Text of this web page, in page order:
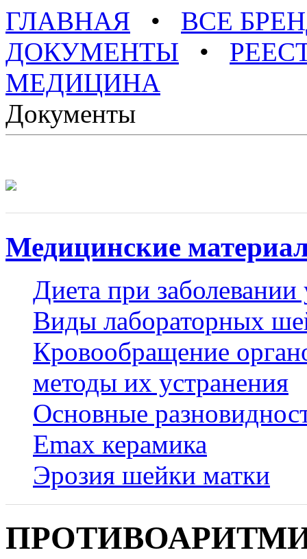
ГЛАВНАЯ • ВСЕ
ДОКУМЕНТЫ •
МЕДИЦИНА
Документы
Медицинские
Диета при
Виды лабораторных
Кровообращение
методы их устранения
Основные
Emax керамика
Эрозия шейки матки